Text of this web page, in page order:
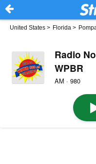
United States > Florida >
Radio
WPBR
AM · 980